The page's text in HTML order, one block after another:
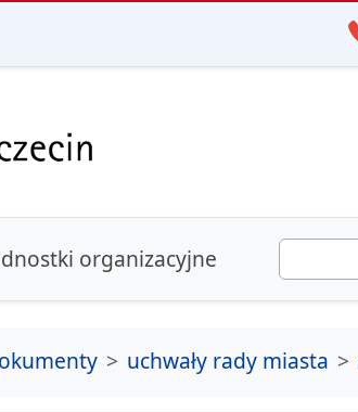
organizacyjne
uchwały rady miasta